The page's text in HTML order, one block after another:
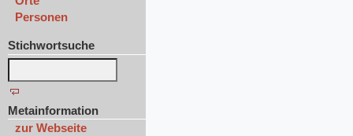
Personen
Stichwortsuche
Metainformation
zur Webseite